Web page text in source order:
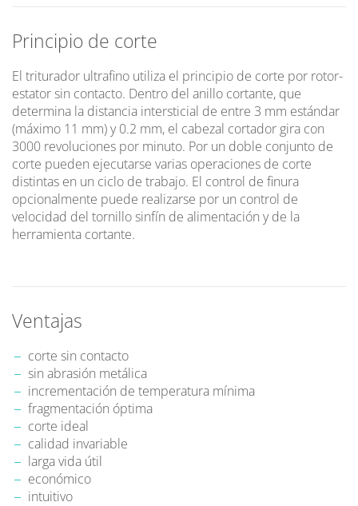
Principio de corte
El triturador ultrafino utiliza el principio de corte por rotor-
estator sin contacto. Dentro del anillo cortante, que
determina la distancia intersticial de entre 3 mm estándar
(máximo 11 mm) y 0.2 mm, el cabezal cortador gira con
3000 revoluciones por minuto. Por un doble conjunto de
corte pueden ejecutarse varias operaciones de corte
distintas en un ciclo de trabajo. El control de finura
opcionalmente puede realizarse por un control de
velocidad del tornillo sinfín de alimentación y de la
herramienta cortante.
Ventajas
corte sin contacto
sin abrasión metálica
incrementación de temperatura mínima
fragmentación óptima
corte ideal
calidad invariable
larga vida útil
económico
intuitivo